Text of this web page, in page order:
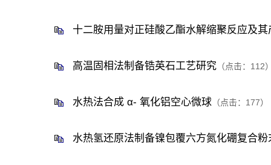
十二胺用量对正硅酸乙酯水解缩聚反应及
高温固相法制备锆英石工艺研究 （点击： 112
水热法合成 α- 氧化铝空心微球 （点击： 177）
水热氢还原法制备镍包覆六方氮化硼复合粉